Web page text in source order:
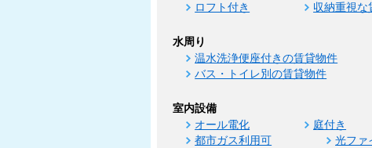
ロフト付き 収納重視な
水周り
温水洗浄便座付きの賃貸物件
バス・トイレ別の賃貸物件
室内設備
オール電化 庭付き
都市ガス利用可
光ファ